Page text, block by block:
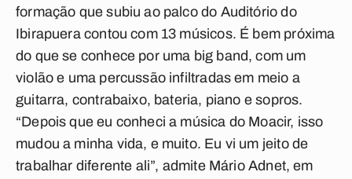
formação que subiu ao palco do Auditório do
Ibirapuera contou com 13 músicos. É bem próxima
do que se conhece por uma big band, com um
violão e uma percussão infiltradas em meio a
guitarra, contrabaixo, bateria, piano e sopros.
“Depois que eu conheci a música do Moacir, isso
mudou a minha vida, e muito. Eu vi um jeito de
trabalhar diferente ali”, admite Mário Adnet, em